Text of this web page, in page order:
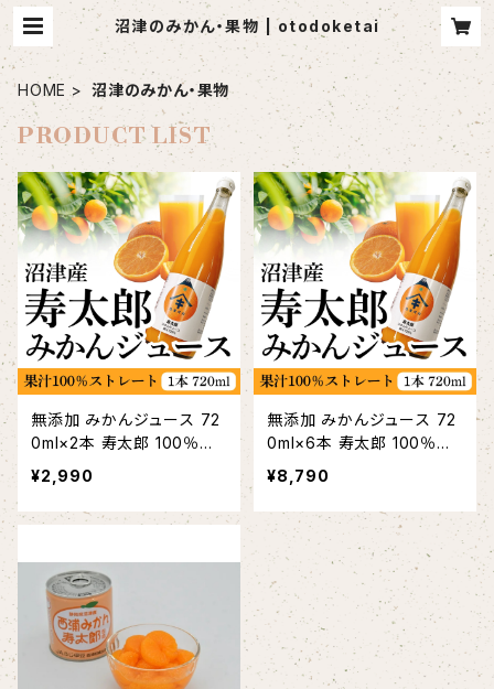
沼津のみかん・果物 | otodoketai
HOME 沼津のみかん・果物
PRODUCT LIST
無添加 みかんジュース 72
0ml×2本 寿太郎 100％ス
トレート 生搾りミカン 静岡
県産 濃厚プレミアム
¥2,990
無添加 みかんジュース 72
0ml×6本 寿太郎 100％ス
トレート 生搾りミカン 静岡
県産 濃厚プレミアム
¥8,790